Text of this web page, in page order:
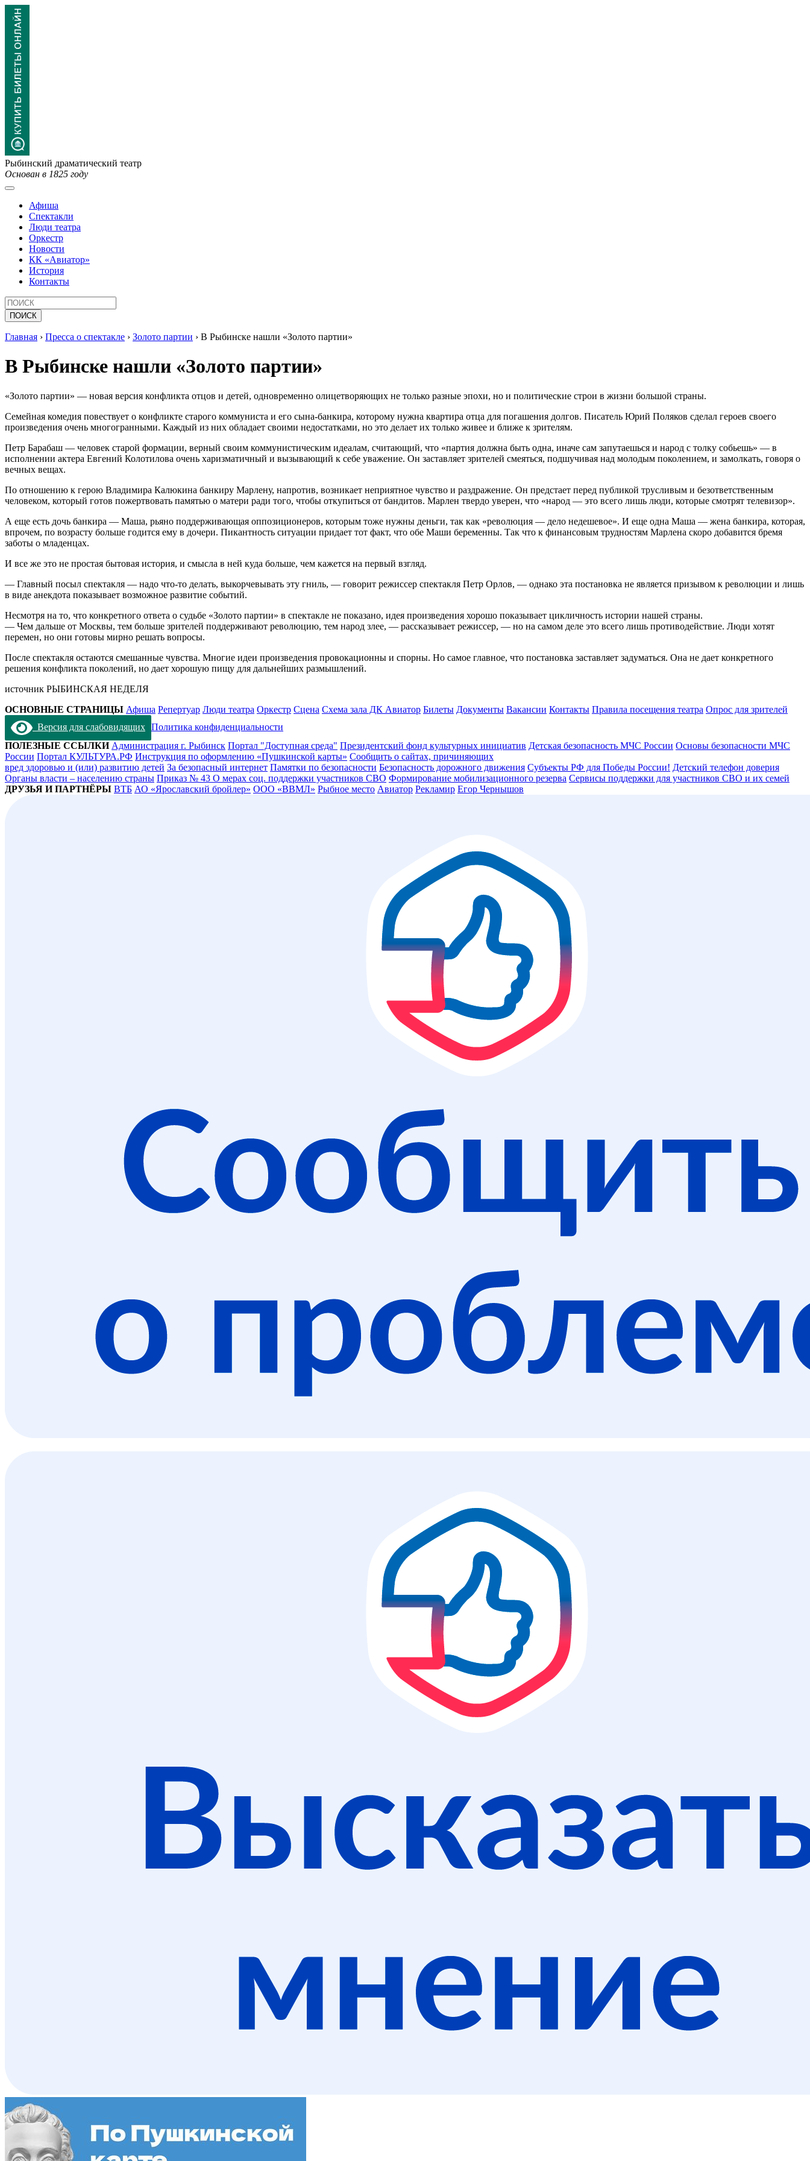
Рыбинский драматический театр
Основан в 1825 году
Афиша
Спектакли
Люди театра
Оркестр
Новости
КК «Авиатор»
История
Контакты
Главная › Пресса о спектакле › Золото партии › В Рыбинске нашли «Золото партии»
В Рыбинске нашли «Золото партии»
«Золото партии» — новая версия конфликта отцов и детей, одновременно олицетворяющих не только разные эпохи, но и политические строи в жизни большой страны.
Семейная комедия повествует о конфликте старого коммуниста и его сына-банкира, которому нужна квартира отца для погашения долгов. Писатель Юрий Поляков сделал героев своего
произведения очень многогранными. Каждый из них обладает своими недостатками, но это делает их только живее и ближе к зрителям.
Петр Барабаш — человек старой формации, верный своим коммунистическим идеалам, считающий, что «партия должна быть одна, иначе сам запутаешься и народ с толку собьешь» — в
исполнении актера Евгений Колотилова очень харизматичный и вызывающий к себе уважение. Он заставляет зрителей смеяться, подшучивая над молодым поколением, и замолкать, говоря о
вечных вещах.
По отношению к герою Владимира Калюкина банкиру Марлену, напротив, возникает неприятное чувство и раздражение. Он предстает перед публикой трусливым и безответственным
человеком, который готов пожертвовать памятью о матери ради того, чтобы откупиться от бандитов. Марлен твердо уверен, что «народ — это всего лишь люди, которые смотрят телевизор».
А еще есть дочь банкира — Маша, рьяно поддерживающая оппозиционеров, которым тоже нужны деньги, так как «революция — дело недешевое». И еще одна Маша — жена банкира, которая,
впрочем, по возрасту больше годится ему в дочери. Пикантность ситуации придает тот факт, что обе Маши беременны. Так что к финансовым трудностям Марлена скоро добавится бремя
заботы о младенцах.
И все же это не простая бытовая история, и смысла в ней куда больше, чем кажется на первый взгляд.
— Главный посыл спектакля — надо что-то делать, выкорчевывать эту гниль, — говорит режиссер спектакля Петр Орлов, — однако эта постановка не является призывом к революции и лишь
в виде анекдота показывает возможное развитие событий.
Несмотря на то, что конкретного ответа о судьбе «Золото партии» в спектакле не показано, идея произведения хорошо показывает цикличность истории нашей страны.
— Чем дальше от Москвы, тем больше зрителей поддерживают революцию, тем народ злее, — рассказывает режиссер, — но на самом деле это всего лишь противодействие. Люди хотят
перемен, но они готовы мирно решать вопросы.
После спектакля остаются смешанные чувства. Многие идеи произведения провокационны и спорны. Но самое главное, что постановка заставляет задуматься. Она не дает конкретного
решения конфликта поколений, но дает хорошую пищу для дальнейших размышлений.
источник РЫБИНСКАЯ НЕДЕЛЯ
ОСНОВНЫЕ СТРАНИЦЫ Афиша Репертуар Люди театра Оркестр Сцена Схема зала ДК Авиатор Билеты Документы Вакансии Контакты Правила посещения театра Опрос для зрителей
Версия для слабовидящих Политика конфиденциальности
ПОЛЕЗНЫЕ ССЫЛКИ Администрация г. Рыбинск Портал "Доступная среда" Президентский фонд культурных инициатив Детская безопасность МЧС России Основы безопасности МЧС
России Портал КУЛЬТУРА.РФ Инструкция по оформлению «Пушкинской карты» Сообщить о сайтах, причиняющих
вред здоровью и (или) развитию детей За безопасный интернет Памятки по безопасности Безопасность дорожного движения Субъекты РФ для Победы России! Детский телефон доверия
Органы власти – населению страны Приказ № 43 О мерах соц. поддержки участников СВО Формирование мобилизационного резерва Сервисы поддержки для участников СВО и их семей
ДРУЗЬЯ И ПАРТНЁРЫ ВТБ АО «Ярославский бройлер» ООО «ВВМЛ» Рыбное место Авиатор Рекламир Егор Чернышов